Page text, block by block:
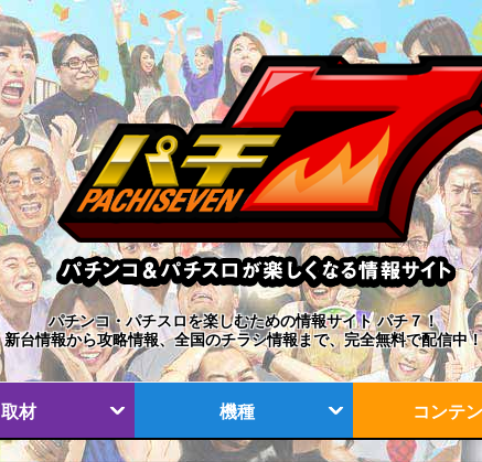
パチンコ・パチスロを楽しむための情報サイト パチ７！
新台情報から攻略情報、全国のチラシ情報まで、完全無料で配信中！
取材 機種 コンテ